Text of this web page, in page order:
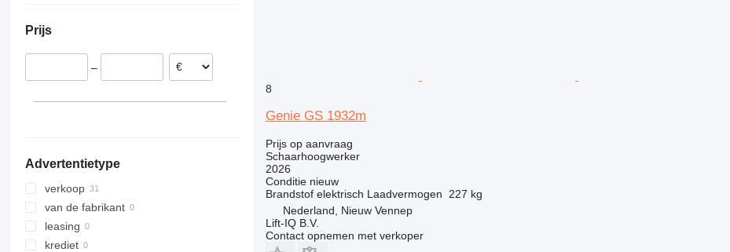
Italië
Denemarken
Kazachstan
Georgië
Uruguay
Colombia
Prijs
–
Advertentietype
verkoop
van de fabrikant
leasing
krediet
8
Genie GS 1932m
Prijs op aanvraag
Schaarhoogwerker
2026
Conditienieuw
Brandstof elektrisch Laadvermogen
227 kg
Nederland, Nieuw Vennep
Lift-IQ B.V.
Contact opnemen met verkoper